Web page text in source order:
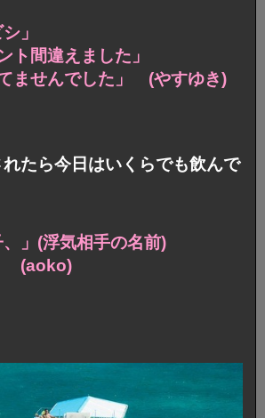
」
ト間違えました」
ませんでした」 (やすゆき)
たら今日はいくらでも飲んで
」(浮気相手の名前)
(aoko)